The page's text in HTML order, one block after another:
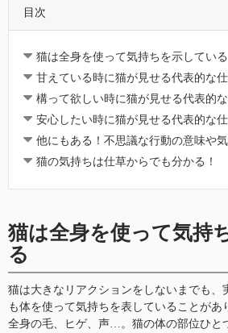
目次
猫は全身を使って気持ちを示している
甘えている時に猫が見せる代表的な
構って欲しい時に猫が見せる代表的
安心したい時に猫が見せる代表的な
他にもある！不思議な行動の意味や
猫の気持ちは仕草からでも分かる！
猫は全身を使って気持
る
猫は大きなリアクションをしないまでも、
も体を使って気持ちを表していることがあ
全身の毛、ヒゲ、声…。猫の体の部位ひと